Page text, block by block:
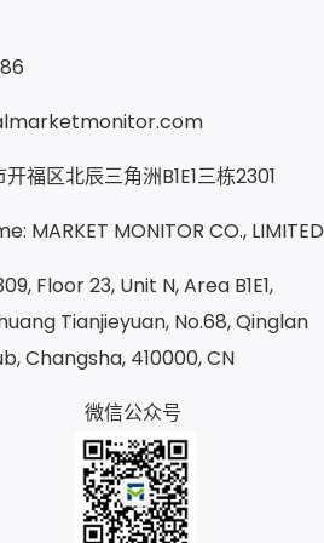
福区北辰三角洲B1E1三栋2301
MARKET MONITOR CO., LIMITED
Floor 23, Unit N, Area B1E1,
Tianjieyuan, No.68, Qinglan
Changsha, 410000, CN
微信公众号